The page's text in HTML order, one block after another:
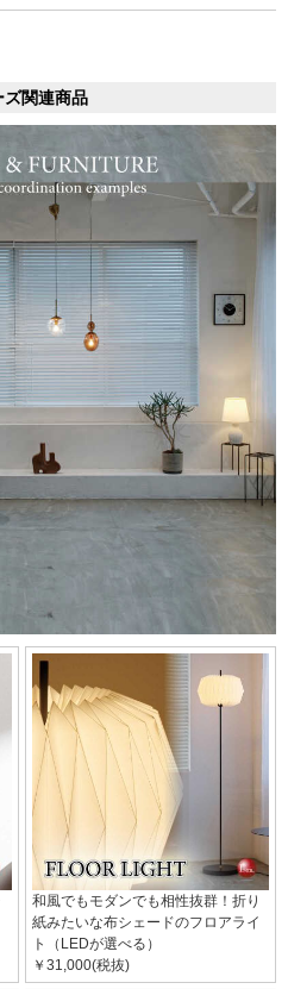
ズ関連商品
和風でもモダンでも相性抜群！折り
紙みたいな布シェードのフロアライ
ト（LEDが選べる）
￥31,000(税抜)